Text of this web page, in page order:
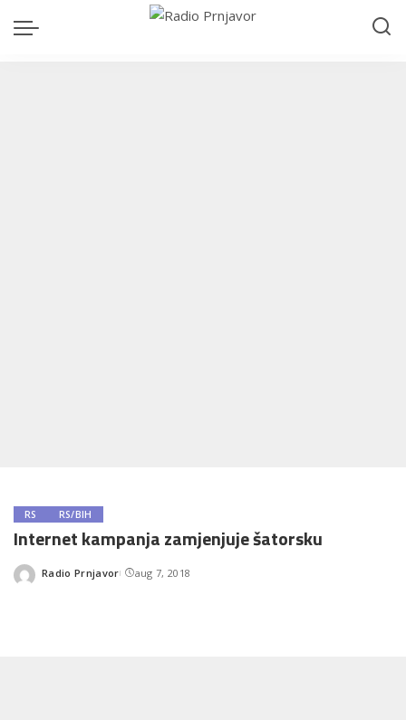
RS RS/BIH
Internet kampanja zamjenjuje šatorsku
Posted
Radio Prnjavor aug 7, 2018